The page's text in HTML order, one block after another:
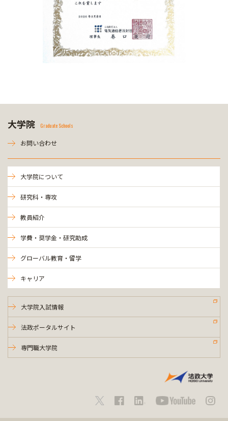
大学院 Graduate Schools
お問い合わせ
大学院について
研究科・専攻
教員紹介
学費・奨学金・研究助成
グローバル教育・留学
キャリア
大学院入試情報
法政ポータルサイト
専門職大学院